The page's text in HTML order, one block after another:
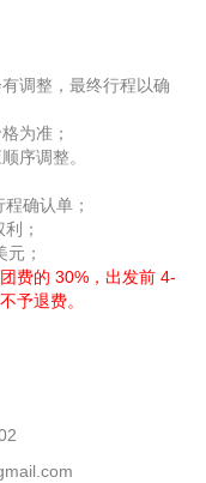
调整，最终行程以确
为准；
序调整。
确认单；
；
；
费的 30%，出发前 4-
予退费。